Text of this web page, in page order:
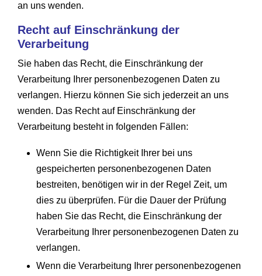
an uns wenden.
Recht auf Einschränkung der
Verarbeitung
Sie haben das Recht, die Einschränkung der
Verarbeitung Ihrer personenbezogenen Daten zu
verlangen. Hierzu können Sie sich jederzeit an uns
wenden. Das Recht auf Einschränkung der
Verarbeitung besteht in folgenden Fällen:
Wenn Sie die Richtigkeit Ihrer bei uns
gespeicherten personenbezogenen Daten
bestreiten, benötigen wir in der Regel Zeit, um
dies zu überprüfen. Für die Dauer der Prüfung
haben Sie das Recht, die Einschränkung der
Verarbeitung Ihrer personenbezogenen Daten zu
verlangen.
Wenn die Verarbeitung Ihrer personenbezogenen